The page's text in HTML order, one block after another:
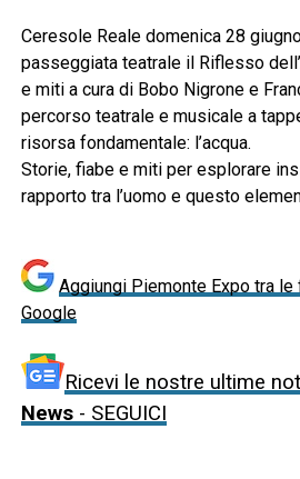
Ceresole Reale domenica 28
passeggiata teatrale il Riflesso
e miti a cura di Bobo Nigrone e
percorso teatrale e musicale a
risorsa fondamentale: l’acqua.
Storie, fiabe e miti per esplorare
rapporto tra l’uomo e questo
Aggiungi Piemonte Expo tra
Google
Ricevi le nostre ultime
News- SEGUICI